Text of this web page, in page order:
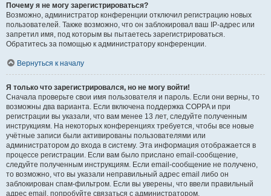
Почему я не могу зарегистрироваться?
Возможно, администратор конференции отключил регистрацию новых
пользователей. Также возможно, что он заблокировал ваш IP-адрес или
запретил имя, под которым вы пытаетесь зарегистрироваться.
Обратитесь за помощью к администратору конференции.
Вернуться к началу
Я только что зарегистрировался, но не могу войти!
Сначала проверьте свои имя пользователя и пароль. Если они верны, то
возможны два варианта. Если включена поддержка COPPA и при
регистрации вы указали, что вам менее 13 лет, следуйте полученным
инструкциям. На некоторых конференциях требуется, чтобы все новые
учётные записи были активированы пользователями или
администратором до входа в систему. Эта информация отображается в
процессе регистрации. Если вам было прислано email-сообщение,
следуйте полученным инструкциям. Если email-сообщение не получено,
то возможно, что вы указали неправильный адрес email либо он
заблокирован спам-фильтром. Если вы уверены, что ввели правильный
адрес email, попробуйте связаться с администратором.